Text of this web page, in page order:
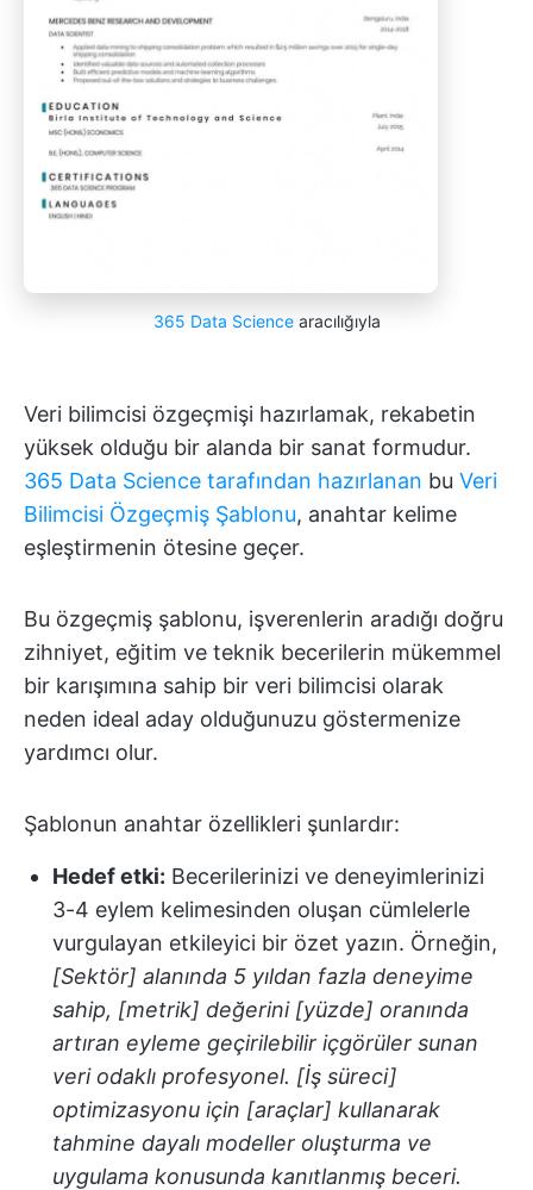
365 Data Sciencearacılığıyla
Veri bilimcisi özgeçmişi hazırlamak, rekabetin
yüksek olduğu bir alanda bir sanat formudur.
365 Data Science tarafından hazırlanan bu Veri
Bilimcisi Özgeçmiş Şablonu, anahtar kelime
eşleştirmenin ötesine geçer.
Bu özgeçmiş şablonu, işverenlerin aradığı doğru
zihniyet, eğitim ve teknik becerilerin mükemmel
bir karışımına sahip bir veri bilimcisi olarak
neden ideal aday olduğunuzu göstermenize
yardımcı olur.
Şablonun anahtar özellikleri şunlardır:
Hedef etki: Becerilerinizi ve deneyimlerinizi
3-4 eylem kelimesinden oluşan cümlelerle
vurgulayan etkileyici bir özet yazın. Örneğin,
[Sektör] alanında 5 yıldan fazla deneyime
sahip, [metrik] değerini [yüzde] oranında
artıran eyleme geçirilebilir içgörüler sunan
veri odaklı profesyonel. [İş süreci]
optimizasyonu için [araçlar] kullanarak
tahmine dayalı modeller oluşturma ve
uygulama konusunda kanıtlanmış beceri.